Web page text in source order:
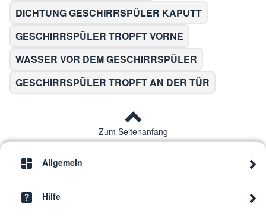
DICHTUNG GESCHIRRSPÜLER KAPUTT
GESCHIRRSPÜLER TROPFT VORNE
WASSER VOR DEM GESCHIRRSPÜLER
GESCHIRRSPÜLER TROPFT AN DER TÜR
Zum Seitenanfang
Allgemein
Hilfe